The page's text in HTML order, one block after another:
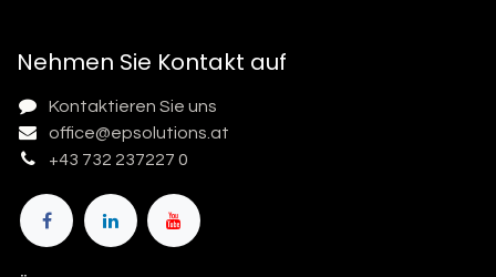
Nehmen Sie Kontakt auf
Kontaktieren Sie uns
office@epsolutions.at
+43 732 237227 0